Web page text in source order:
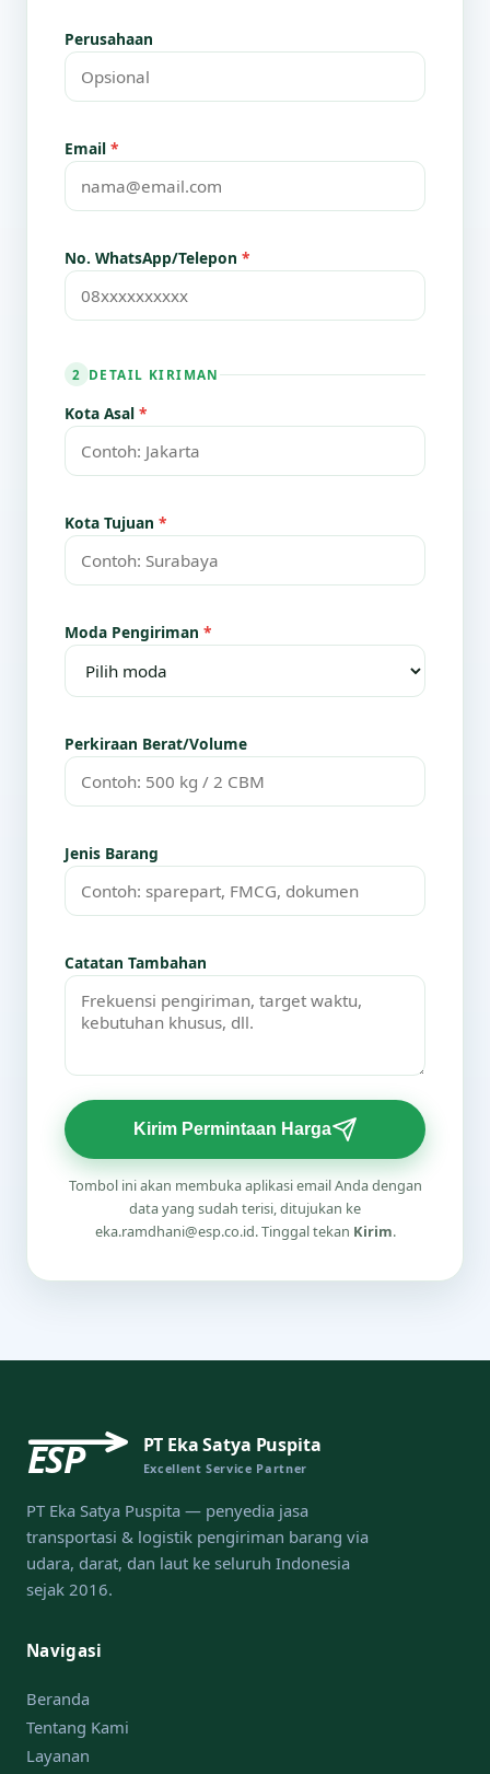
Perusahaan
Email *
No. WhatsApp/Telepon *
2 DETAIL KIRIMAN
Kota Asal *
Kota Tujuan *
Moda Pengiriman *
Perkiraan Berat/Volume
Jenis Barang
Catatan Tambahan
Kirim Permintaan Harga
Tombol ini akan membuka aplikasi email Anda dengan
data yang sudah terisi, ditujukan ke
eka.ramdhani@esp.co.id. Tinggal tekan Kirim.
ESP PT Eka Satya Puspita
Excellent Service Partner
PT Eka Satya Puspita — penyedia jasa
transportasi & logistik pengiriman barang via
udara, darat, dan laut ke seluruh Indonesia
sejak 2016.
Navigasi
Beranda
Tentang Kami
Layanan